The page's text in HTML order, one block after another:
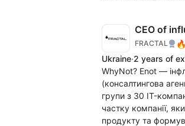
CEO of
FRACTAL 🔥
Ukraine·2 years of
WhyNot? Enot —
(консалтингова
групи з 30 IT-
частку компанії,
продукту та